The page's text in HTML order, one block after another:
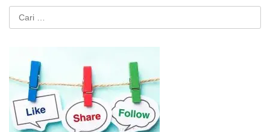
Cari
untuk: